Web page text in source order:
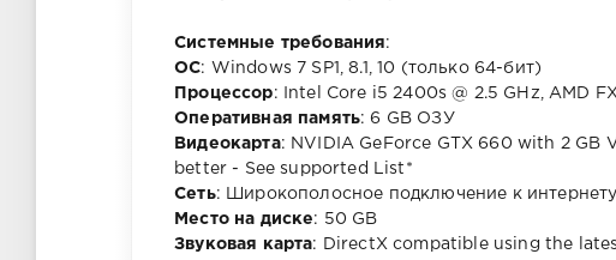
Системные требования:
ОС: Windows 7 SP1, 8.1, 10 (только 64-бит)
Процессор: Intel Core i5 2400s @ 2.5 GHz, AMD
Оперативная память: 6 GB ОЗУ
Видеокарта: NVIDIA GeForce GTX 660 with 2 GB
better - See supported List*
Сеть: Широкополосное подключение к интернету
Место на диске: 50 GB
Звуковая карта: DirectX compatible using the